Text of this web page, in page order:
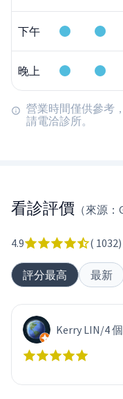
下午
晚上
營業時間僅供參考
請電洽診所。
看診評價 （來源：
4.9 ( 1032)
評分最高 最新
Kerry LIN/4